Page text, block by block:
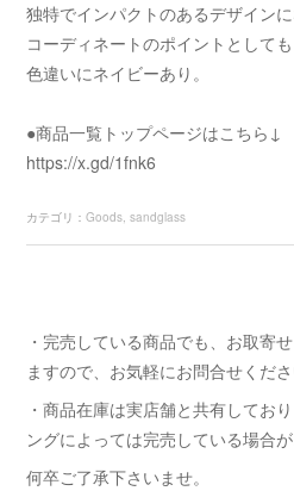
独特でインパクトのあるデザインに
コーディネートのポイントとしても
色違いにネイビーあり。
●商品一覧トップページはこちら↓
https://x.gd/1fnk6
カテゴリ ：Goods sandglass
・完売している商品でも、お取寄
ますので、お気軽にお問合せくださ
・商品在庫は実店舗と共有してお
ングによっては完売している場合が
何卒ご了承下さいませ。